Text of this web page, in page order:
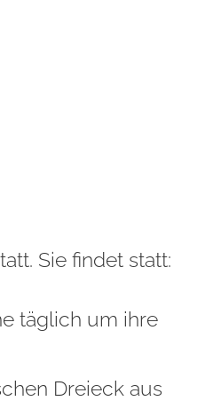
Sie findet statt:
täglich um ihre
Dreieck aus